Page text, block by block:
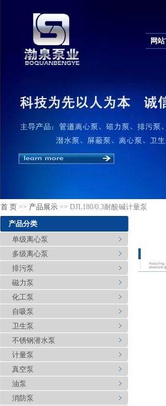
网
首 页>> 产品展示>> DJL180/0.3耐酸碱计量泵
产品分类
单级离心泵
多级离心泵
排污泵
磁力泵
化工泵
自吸泵
卫生泵
不锈钢潜水泵
计量泵
真空泵
油泵
消防泵